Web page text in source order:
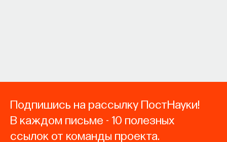
Подпишись на рассылку ПостНауки!
В каждом письме - 10 полезных
ссылок от команды проекта.